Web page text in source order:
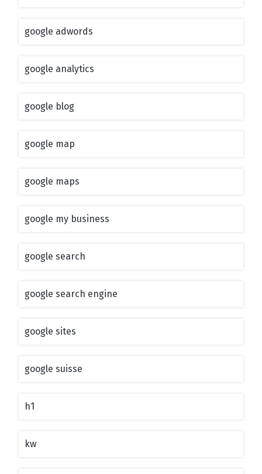
google adwords
google analytics
google blog
google map
google maps
google my business
google search
google search engine
google sites
google suisse
h1
kw